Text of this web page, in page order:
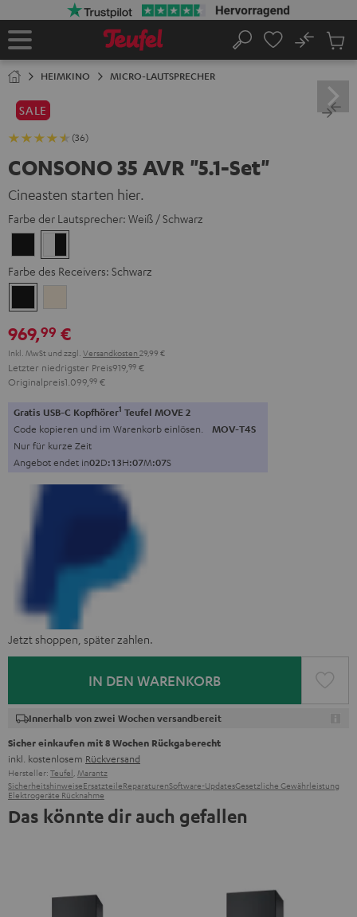
Startseite
Suche
No
HEIMKINO MICRO-LAUTSPRECHER
SALE
(36)
CONSONO 35 AVR "5.1-Set"
Cineasten starten hier.
Farbe der Lautsprecher: Weiß / Schwarz
/
Schwarz
Farbe des Receivers: Schwarz
969,99 €
Inkl. MwSt und zzgl. Versandkosten 29,99 €
Letzter niedrigster Preis919, 99 €
Originalpreis1.099, 99 €
Gratis USB-C Kopfhörer1 Teufel MOVE 2
Code kopieren und im Warenkorb einlösen. MOV-T4S
Nur für kurze Zeit
Angebot endet in02D:13H:07M:06S
Jetzt shoppen, später zahlen.
IN DEN WARENKORB
Innerhalb von zwei Wochen versandbereit
Sicher einkaufen mit 8 Wochen Rückgaberecht
inkl. kostenlosem Rückversand
Hersteller: Teufel, Marantz
SicherheitshinweiseErsatzteileReparaturenSoftware-UpdatesGesetzliche Gewährleistung
Elektrogeräte Rücknahme
Das könnte dir auch gefallen